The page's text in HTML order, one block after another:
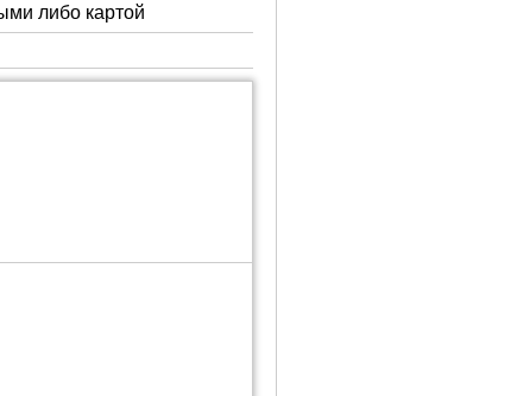
либо картой